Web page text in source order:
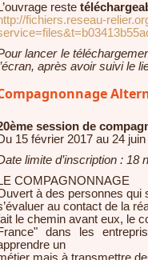
L’ouvrage reste
fichiers.reseau-
lancer le
après avoir suivi le
session de
15 février 2017 au 24
limite d’inscription : 18
LE COMPAGNONNAGE
à des personnes qui
au contact de la
le chemin avant eux, le
dans les
un